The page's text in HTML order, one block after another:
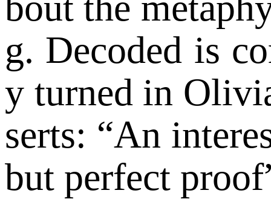
g. Decoded is
y turned in
serts: “An
but perfect